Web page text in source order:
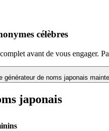
célèbres
avant de vous engager.
générateur de noms japonais
japonais